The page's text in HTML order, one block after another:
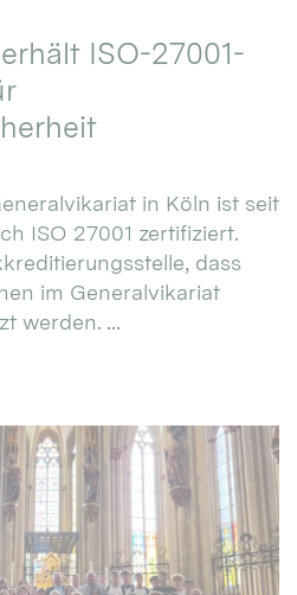
ISO-27001-
in Köln ist seit
ISO 27001 zertifiziert.
dass
im Generalvikariat
werden. ...